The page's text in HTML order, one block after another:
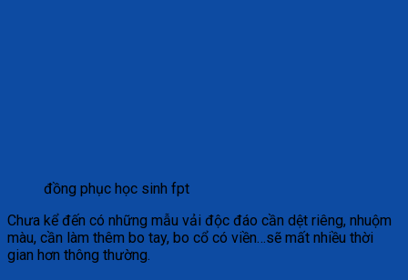
đồng phục học sinh fpt
Chưa kể đến có những mẫu vải độc đáo cần dệt riêng, nhuộm
màu, cần làm thêm bo tay, bo cổ có viền…sẽ mất nhiều thời
gian hơn thông thường.